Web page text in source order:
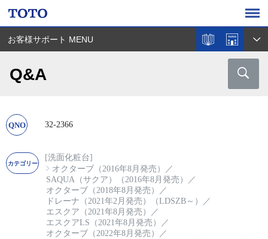
お客様サポート MENU
Q&A
32-2366
[洗面化粧台]
オクターブ（2016年8月発売）
／
SAQUA（サクア）（2016年8月発売）
／
オクターブ（2018年8月発売）
／
ドレーナ（2021年2月発売）（LDSZB～）
／
エスクア（2021年8月発売）
／
エスクアLS（2021年8月発売）
／
オクターブ（2022年8月発売）
／